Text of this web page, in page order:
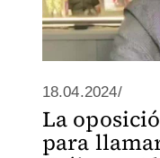
18.04.2024/
La
para